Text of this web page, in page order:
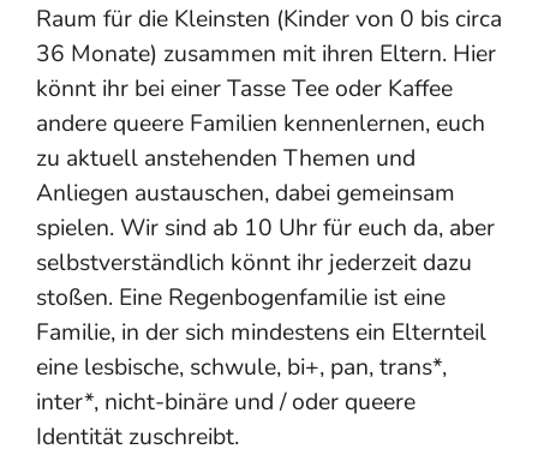
Raum für die Kleinsten (Kinder von 0 bis circa
36 Monate) zusammen mit ihren Eltern. Hier
könnt ihr bei einer Tasse Tee oder Kaffee
andere queere Familien kennenlernen, euch
zu aktuell anstehenden Themen und
Anliegen austauschen, dabei gemeinsam
spielen. Wir sind ab 10 Uhr für euch da, aber
selbstverständlich könnt ihr jederzeit dazu
stoßen. Eine Regenbogenfamilie ist eine
Familie, in der sich mindestens ein Elternteil
eine lesbische, schwule, bi+, pan, trans*,
inter*, nicht-binäre und / oder queere
Identität zuschreibt.